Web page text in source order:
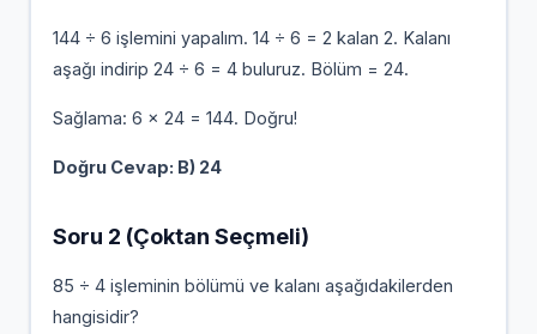
144 ÷ 6 işlemini yapalım. 14 ÷ 6 = 2 kalan 2. Kalanı
aşağı indirip 24 ÷ 6 = 4 buluruz. Bölüm = 24.
Sağlama: 6 × 24 = 144. Doğru!
Doğru Cevap: B) 24
Soru 2 (Çoktan Seçmeli)
85 ÷ 4 işleminin bölümü ve kalanı aşağıdakilerden
hangisidir?